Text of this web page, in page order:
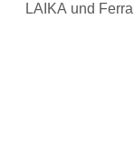
LAIKA und